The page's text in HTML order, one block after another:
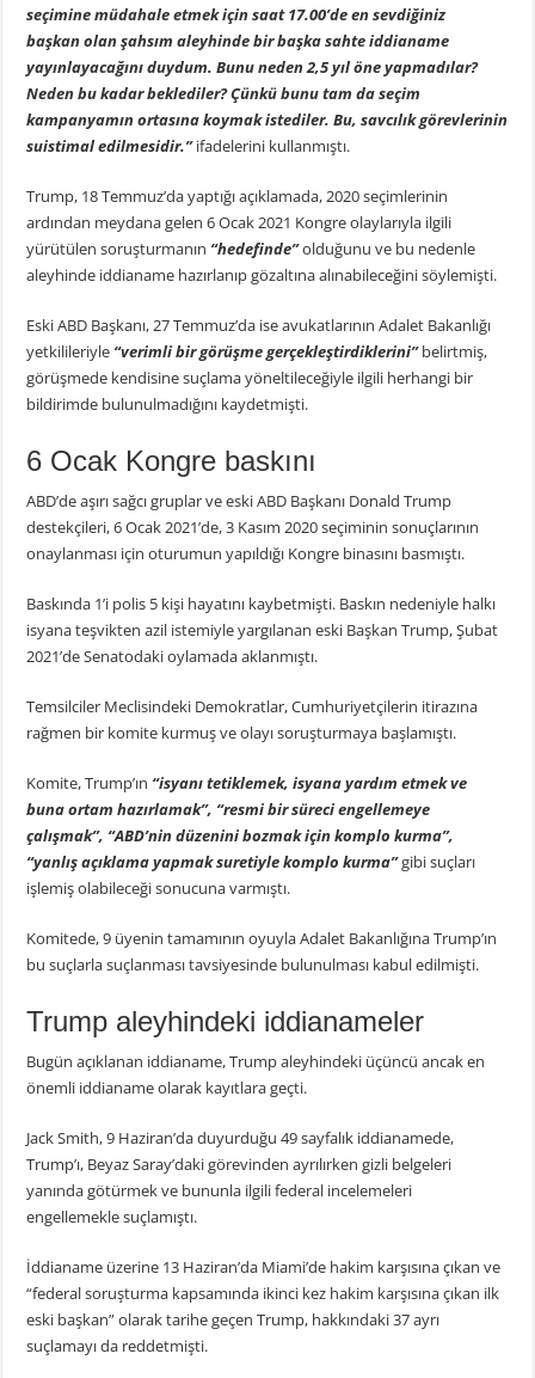
seçimine müdahale etmek için saat 17.00’de en sevdiğiniz
başkan olan şahsım aleyhinde bir başka sahte iddianame
yayınlayacağını duydum. Bunu neden 2,5 yıl öne yapmadılar?
Neden bu kadar beklediler? Çünkü bunu tam da seçim
kampanyamın ortasına koymak istediler. Bu, savcılık görevlerinin
suistimal edilmesidir.”ifadelerini kullanmıştı.
Trump, 18 Temmuz’da yaptığı açıklamada, 2020 seçimlerinin
ardından meydana gelen 6 Ocak 2021 Kongre olaylarıyla ilgili
yürütülen soruşturmanın “hedefinde”olduğunu ve bu nedenle
aleyhinde iddianame hazırlanıp gözaltına alınabileceğini söylemişti.
Eski ABD Başkanı, 27 Temmuz’da ise avukatlarının Adalet Bakanlığı
yetkilileriyle “verimli bir görüşme gerçekleştirdiklerini”belirtmiş,
görüşmede kendisine suçlama yöneltileceğiyle ilgili herhangi bir
bildirimde bulunulmadığını kaydetmişti.
6 Ocak Kongre baskını
ABD’de aşırı sağcı gruplar ve eski ABD Başkanı Donald Trump
destekçileri, 6 Ocak 2021’de, 3 Kasım 2020 seçiminin sonuçlarının
onaylanması için oturumun yapıldığı Kongre binasını basmıştı.
Baskında 1’i polis 5 kişi hayatını kaybetmişti. Baskın nedeniyle halkı
isyana teşvikten azil istemiyle yargılanan eski Başkan Trump, Şubat
2021’de Senatodaki oylamada aklanmıştı.
Temsilciler Meclisindeki Demokratlar, Cumhuriyetçilerin itirazına
rağmen bir komite kurmuş ve olayı soruşturmaya başlamıştı.
Komite, Trump’ın “isyanı tetiklemek, isyana yardım etmek ve
buna ortam hazırlamak”, “resmi bir süreci engellemeye
çalışmak”, “ABD’nin düzenini bozmak için komplo kurma”,
“yanlış açıklama yapmak suretiyle komplo kurma”gibi suçları
işlemiş olabileceği sonucuna varmıştı.
Komitede, 9 üyenin tamamının oyuyla Adalet Bakanlığına Trump’ın
bu suçlarla suçlanması tavsiyesinde bulunulması kabul edilmişti.
Trump aleyhindeki iddianameler
Bugün açıklanan iddianame, Trump aleyhindeki üçüncü ancak en
önemli iddianame olarak kayıtlara geçti.
Jack Smith, 9 Haziran’da duyurduğu 49 sayfalık iddianamede,
Trump’ı, Beyaz Saray’daki görevinden ayrılırken gizli belgeleri
yanında götürmek ve bununla ilgili federal incelemeleri
engellemekle suçlamıştı.
İddianame üzerine 13 Haziran’da Miami’de hakim karşısına çıkan ve
“federal soruşturma kapsamında ikinci kez hakim karşısına çıkan ilk
eski başkan” olarak tarihe geçen Trump, hakkındaki 37 ayrı
suçlamayı da reddetmişti.